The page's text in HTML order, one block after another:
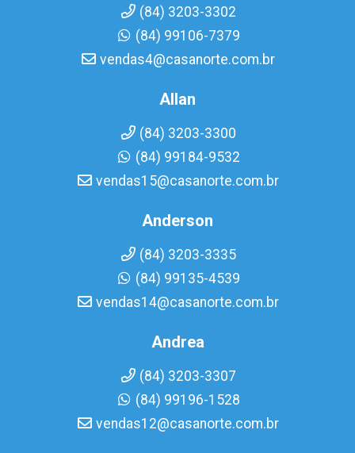
(84) 3203-3302
(84) 99106-7379
vendas4@casanorte.com.br
Allan
(84) 3203-3300
(84) 99184-9532
vendas15@casanorte.com.br
Anderson
(84) 3203-3335
(84) 99135-4539
vendas14@casanorte.com.br
Andrea
(84) 3203-3307
(84) 99196-1528
vendas12@casanorte.com.br